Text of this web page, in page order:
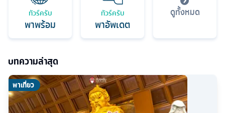
ทัวร์ครับ
พาพร้อม
ทัวร์ครับ
พาอัพเดต
ดูทั้งหมด
บทความล่าสุด
พาเที่ยว